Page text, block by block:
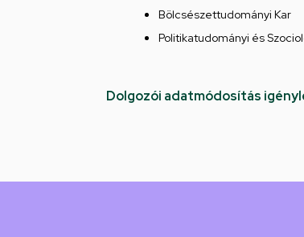
Bölcsészettudományi Kar
Politikatudományi és
Dolgozói adatmódosítás